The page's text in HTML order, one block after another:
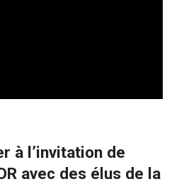
à l’invitation de
avec des élus de la